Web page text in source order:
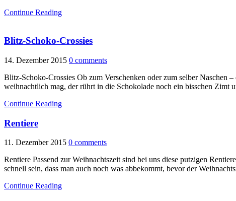
Continue Reading
Blitz-Schoko-Crossies
14. Dezember 2015 0 comments
Blitz-Schoko-Crossies Ob zum Verschenken oder zum selber Naschen
weihnachtlich mag, der rührt in die Schokolade noch ein bisschen
Continue Reading
Rentiere
11. Dezember 2015 0 comments
Rentiere Passend zur Weihnachtszeit sind bei uns diese putzigen
schnell sein, dass man auch noch was abbekommt, bevor der
Continue Reading